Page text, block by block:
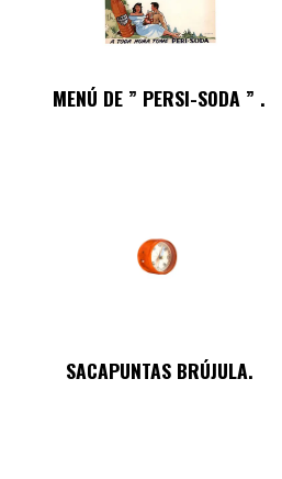
MENÚ DE ” PERSI-SODA ” .
SACAPUNTAS BRÚJULA.